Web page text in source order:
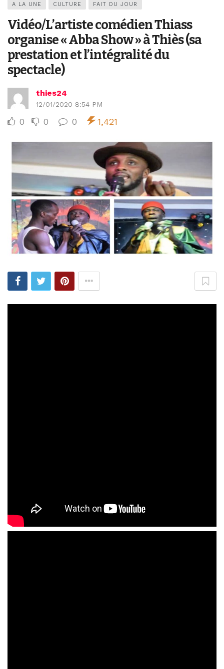
A LA UNE CULTURE FAIT DU JOUR
Vidéo/L’artiste comédien Thiass
organise « Abba Show » à Thiès (sa
prestation et l’intégralité du
spectacle)
thies24
12/01/2020 8:54 PM
0 0 0 1,421